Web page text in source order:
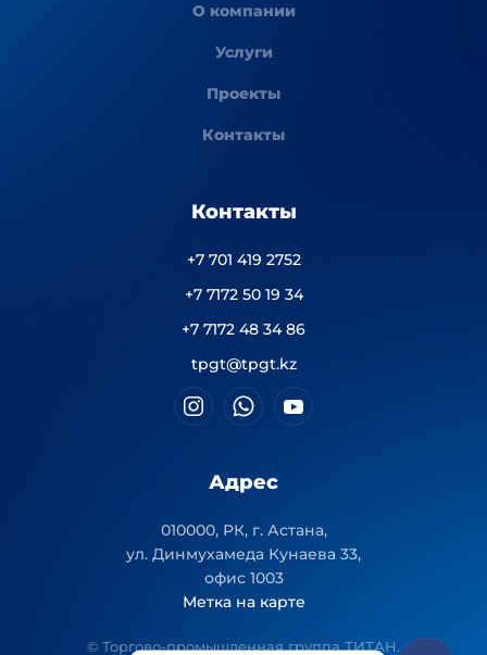
О компании
Услуги
Проекты
Контакты
Контакты
+7 701 419 2752
+7 7172 50 19 34
+7 7172 48 34 86
tpgt@tpgt.kz
Адрес
010000, РК, г. Астана,
ул. Динмухамеда Кунаева 33,
офис 1003
Метка на карте
© Торгово-промышленная группа ТИТАН.